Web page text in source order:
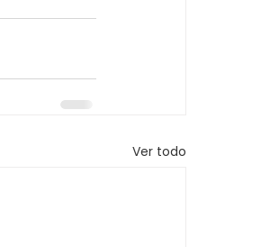
Ver todo